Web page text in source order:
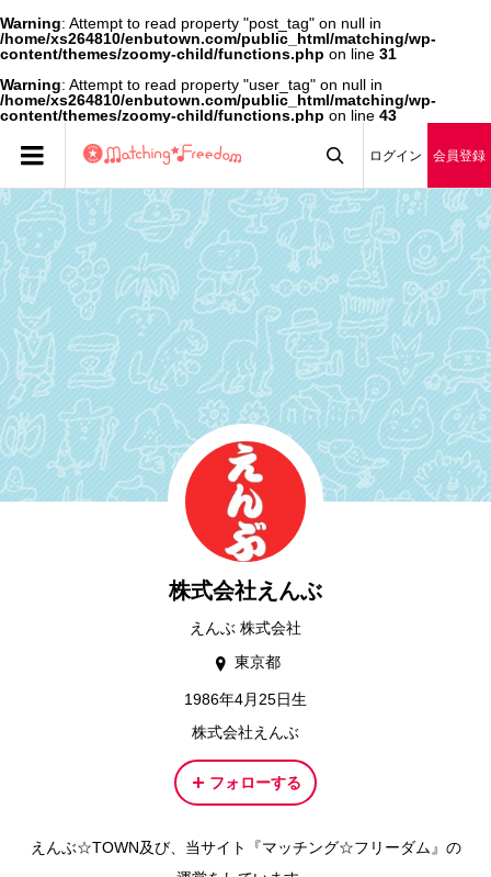
Warning: Attempt to read property "post_tag" on null in
/home/xs264810/enbutown.com/public_html/matching/wp-
content/themes/zoomy-child/functions.php on line 31
Warning: Attempt to read property "user_tag" on null in
/home/xs264810/enbutown.com/public_html/matching/wp-
content/themes/zoomy-child/functions.php on line 43

ログイン 会員登録
株式会社えんぶ
えんぶ 株式会社
東京都
1986年4月25日生
株式会社えんぶ
フォローする
えんぶ☆TOWN及び、当サイト『マッチング☆フリーダム』の